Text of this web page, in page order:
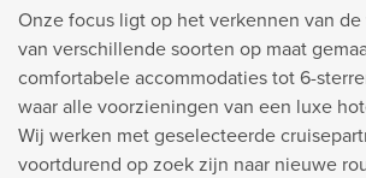
Onze focus ligt op het verkennen van
van verschillende soorten op maat
comfortabele accommodaties tot 6-
waar alle voorzieningen van een luxe
Wij werken met geselecteerde
voortdurend op zoek zijn naar nieuwe